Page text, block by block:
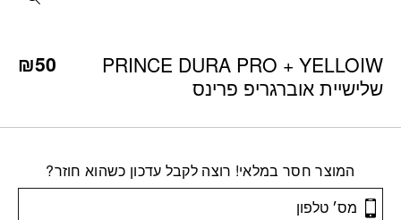
PRINCE DURA PRO + YELLOIW
שלישיית אוברגריפ פרינס
₪50
המוצר חסר במלאי! רוצה לקבל עדכון כשהוא חוזר?